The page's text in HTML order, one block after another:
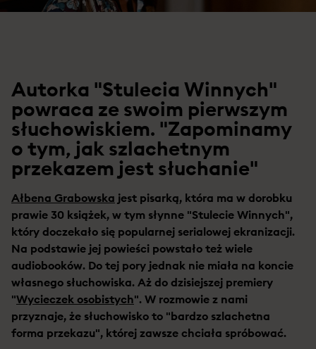
Autorka "Stulecia Winnych"
powraca ze swoim pierwszym
słuchowiskiem. "Zapominamy
o tym, jak szlachetnym
przekazem jest słuchanie"
Ałbena Grabowska jest pisarką, która ma w dorobku
prawie 30 książek, w tym słynne "Stulecie Winnych",
który doczekało się popularnej serialowej ekranizacji.
Na podstawie jej powieści powstało też wiele
audiobooków. Do tej pory jednak nie miała na koncie
własnego słuchowiska. Aż do dzisiejszej premiery
"Wycieczek osobistych". W rozmowie z nami
przyznaje, że słuchowisko to "bardzo szlachetna
forma przekazu", której zawsze chciała spróbować.